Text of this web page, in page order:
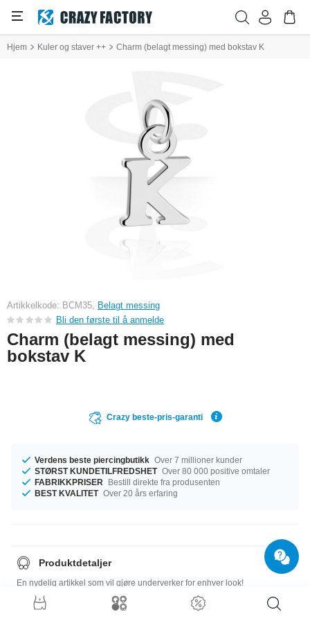
Hjem Kuler og staver ++ Charm (belagt messing) med bokstav K
Artikkelkode: BCM35, Belagt messing
Bli den første til å anmelde
Charm (belagt messing) med
bokstav K
Crazy beste-pris-garanti
Verdens beste piercingbutikk Over 7 millioner kunder
STØRST KUNDETILFREDSHET Over 80 000 positive omtaler
FABRIKKPRISER
Bestill direkte fra produsenten
BEST KVALITET Over 20 års erfaring
Produktdetaljer
En nydelig artikkel som vil gjøre underverker for enhver look!